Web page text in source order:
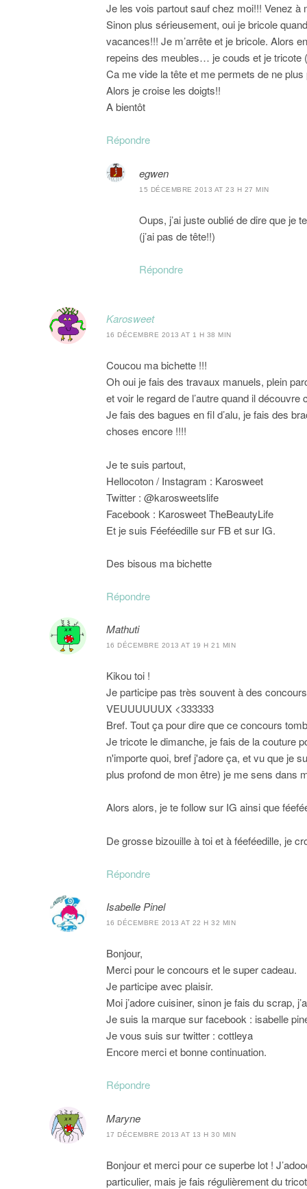
Je les vois partout sauf chez moi!!! Venez à
Sinon plus sérieusement, oui je bricole
vacances!!! Je m’arrête et je bricole. Alors
repeins des meubles… je couds et je
Ca me vide la tête et me permets de ne plus
Alors je croise les doigts!!
A bientôt
Répondre
egwen
15 DÉCEMBRE 2013 AT 23 H 27 MIN
Oups, j’ai juste oublié de dire que je
(j’ai pas de tête!!)
Répondre
Karosweet
16 DÉCEMBRE 2013 AT 1 H 38 MIN
Coucou ma bichette !!!
Oh oui je fais des travaux manuels, plein
et voir le regard de l’autre quand il
Je fais des bagues en fil d’alu, je fais des
choses encore !!!!
Je te suis partout,
Hellocoton / Instagram : Karosweet
Twitter : @karosweetslife
Facebook : Karosweet TheBeautyLife
Et je suis Féeféedille sur FB et sur IG.
Des bisous ma bichette
Répondre
Mathuti
16 DÉCEMBRE 2013 AT 19 H 21 MIN
Kikou toi !
Je participe pas très souvent à des
VEUUUUUUX <333333
Bref. Tout ça pour dire que ce concours
Je tricote le dimanche, je fais de la couture
n'importe quoi, bref j'adore ça, et vu que je
plus profond de mon être) je me sens dans
Alors alors, je te follow sur IG ainsi que
De grosse bizouille à toi et à féeféedille, je
Répondre
Isabelle Pinel
16 DÉCEMBRE 2013 AT 22 H 32 MIN
Bonjour,
Merci pour le concours et le super cadeau.
Je participe avec plaisir.
Moi j’adore cuisiner, sinon je fais du scrap,
Je suis la marque sur facebook : isabelle
Je vous suis sur twitter : cottleya
Encore merci et bonne continuation.
Répondre
Maryne
17 DÉCEMBRE 2013 AT 13 H 30 MIN
Bonjour et merci pour ce superbe lot !
particulier, mais je fais régulièrement du